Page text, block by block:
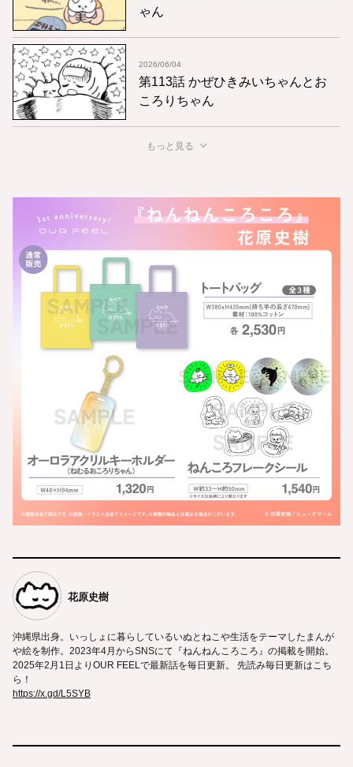
ゃん
2026/06/04
第113話 かぜひきみいちゃんとお
ころりちゃん
もっと見る
花原史樹
沖縄県出身。いっしょに暮らしているいぬとねこや生活をテーマしたまんが
や絵を制作。2023年4月からSNSにて『ねんねんころころ』の掲載を開始。
2025年2月1日よりOUR FEELで最新話を毎日更新。 先読み毎日更新はこち
ら！
https://x.gd/L5SYB